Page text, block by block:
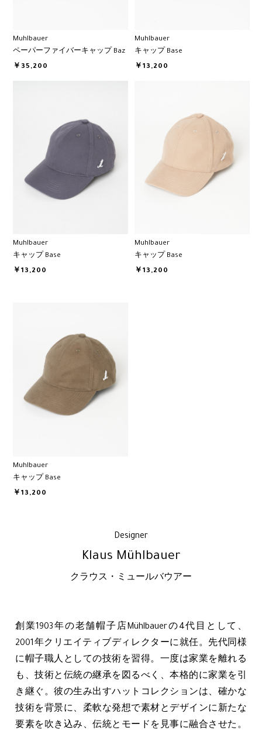
Muhlbauer
ペーパーファイバーキャップ Baz
￥35,200
Muhlbauer
キャップ Base
￥13,200
Muhlbauer
キャップ Base
￥13,200
Muhlbauer
キャップ Base
￥13,200
Muhlbauer
キャップ Base
￥13,200
Designer
Klaus Mühlbauer
クラウス・ミュールバウアー
創業1903年の老舗帽子店Mühlbauerの4代目として、
2001年クリエイティブディレクターに就任。先代同様
に帽子職人としての技術を習得。一度は家業を離れる
も、技術と伝統の継承を図るべく、本格的に家業を引
き継ぐ。彼の生み出すハットコレクションは、確かな
技術を背景に、柔軟な発想で素材とデザインに新たな
要素を吹き込み、伝統とモードを見事に融合させた。